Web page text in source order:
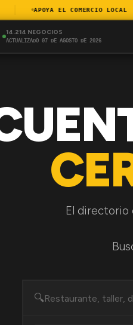
APOYA EL COMERCIO LOCAL
14.214 NEGOCIOS
ACTUALIZADO 07 DE AGOSTO DE 2026
El directorio
🔍